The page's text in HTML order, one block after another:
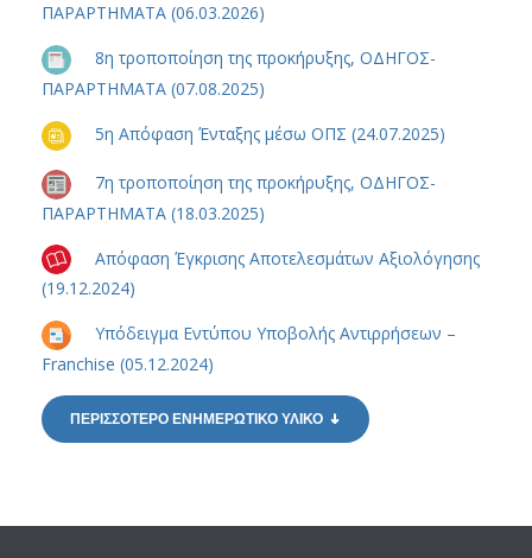
ΠΑΡΑΡΤΗΜΑΤΑ (06.03.2026)
8η τροποποίηση της προκήρυξης, ΟΔΗΓΟΣ-
ΠΑΡΑΡΤΗΜΑΤΑ (07.08.2025)
5η Απόφαση Ένταξης μέσω ΟΠΣ (24.07.2025)
7η τροποποίηση της προκήρυξης, ΟΔΗΓΟΣ-
ΠΑΡΑΡΤΗΜΑΤΑ (18.03.2025)
Απόφαση Έγκρισης Αποτελεσμάτων Αξιολόγησης
(19.12.2024)
Υπόδειγμα Εντύπου Υποβολής Αντιρρήσεων –
Franchise (05.12.2024)
ΠΕΡΙΣΣΟΤΕΡΟ ΕΝΗΜΕΡΩΤΙΚΟ ΥΛΙΚΟ